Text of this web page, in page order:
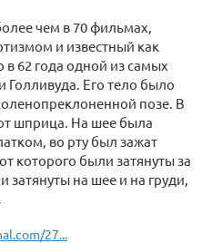
чем в 70 фильмах,
и известный как
62 года одной из самых
Голливуда. Его тело было
позе. В
шприца. На шее была
во рту был зажат
которого были затянуты за
на шее и на груди,
27...